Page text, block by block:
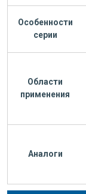
Особенности
серии
Области
применения
Аналоги